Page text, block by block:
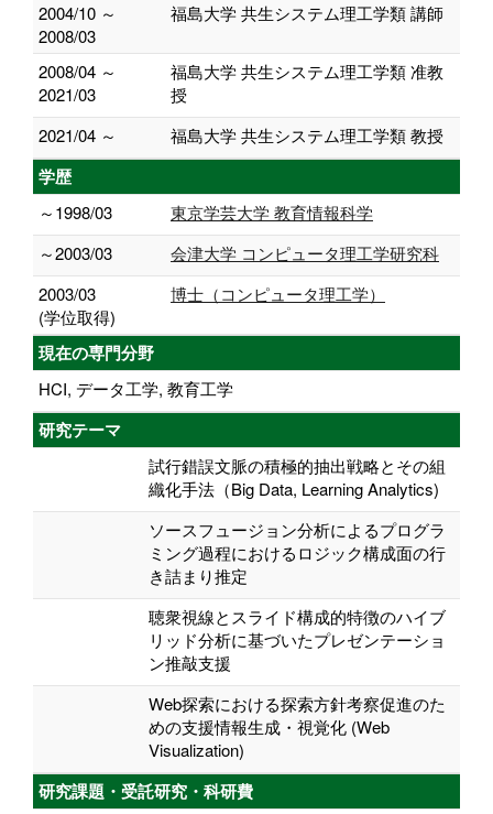
2004/10 ～
2008/03
福島大学 共生システム理工学類 講師
2008/04 ～
2021/03
福島大学 共生システム理工学類 准教
授
2021/04 ～
福島大学 共生システム理工学類 教授
学歴
～1998/03
東京学芸大学 教育情報科学
～2003/03
会津大学 コンピュータ理工学研究科
2003/03
(学位取得)
博士（コンピュータ理工学）
現在の専門分野
HCI, データ工学, 教育工学
研究テーマ
試行錯誤文脈の積極的抽出戦略とその組
織化手法（Big Data, Learning Analytics)
ソースフュージョン分析によるプログラ
ミング過程におけるロジック構成面の行
き詰まり推定
聴衆視線とスライド構成的特徴のハイブ
リッド分析に基づいたプレゼンテーショ
ン推敲支援
Web探索における探索方針考察促進のた
めの支援情報生成・視覚化 (Web
Visualization)
研究課題・受託研究・科研費